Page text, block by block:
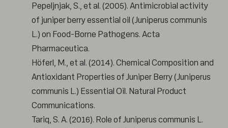
Pepeljnjak, S., et al. (2005). Antimicrobial activity
of juniper berry essential oil (Juniperus communis
L.) on Food-Borne Pathogens. Acta
Pharmaceutica.
Höferl, M., et al. (2014). Chemical Composition and
Antioxidant Properties of Juniper Berry (Juniperus
communis L.) Essential Oil. Natural Product
Communications.
Tariq, S. A. (2016). Role of Juniperus communis L.